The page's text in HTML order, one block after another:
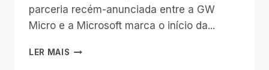
parceria recém-anunciada entre a GW
Micro e a Microsoft marca o início da...
LER MAIS UM